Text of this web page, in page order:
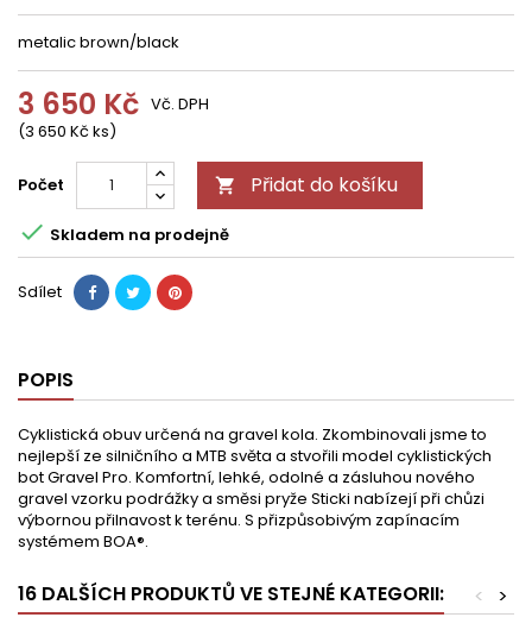
metalic brown/black
3 650 Kč
(3 650 Kč ks)
Vč. DPH
Počet  Přidat do košíku
 Skladem na prodejně
Sdílet
POPIS
Cyklistická obuv určená na gravel kola. Zkombinovali jsme to
nejlepší ze silničního a MTB světa a stvořili model cyklistických
bot Gravel Pro. Komfortní, lehké, odolné a zásluhou nového
gravel vzorku podrážky a směsi pryže Sticki nabízejí při chůzi
výbornou přilnavost k terénu. S přizpůsobivým zapínacím
systémem BOA®.
16 DALŠÍCH PRODUKTŮ VE STEJNÉ KATEGORII: >
<